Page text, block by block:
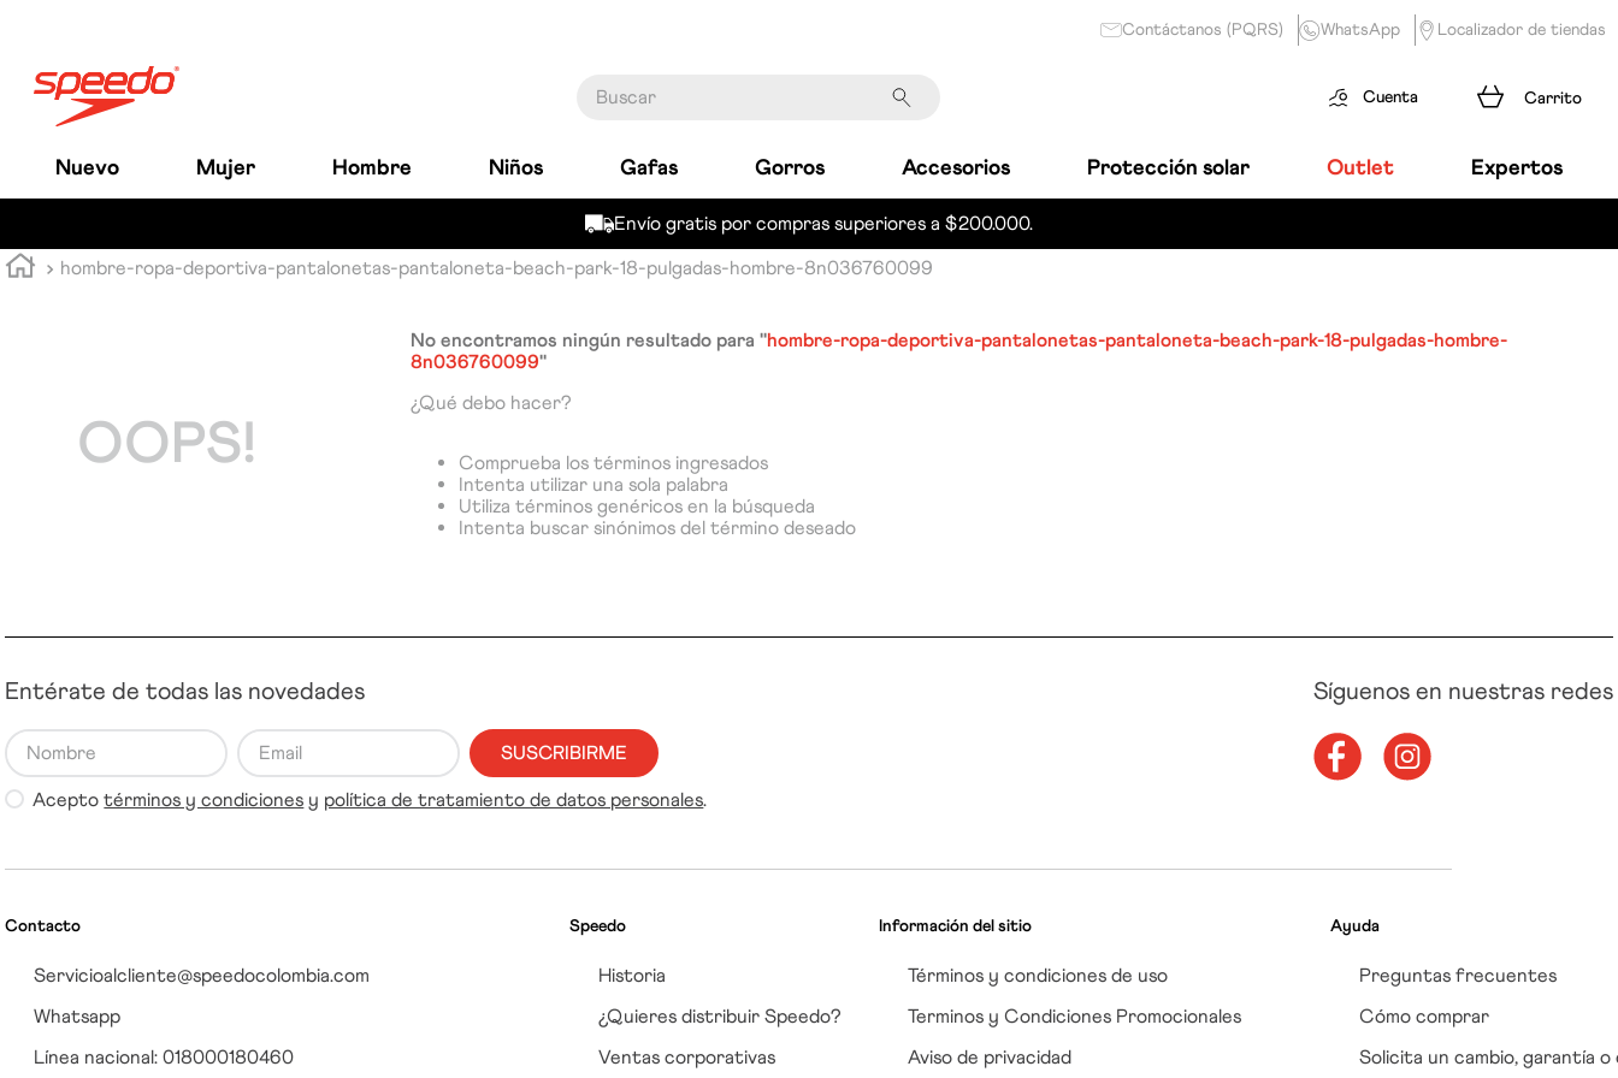
Contáctanos (PQRS) WhatsApp Localizador de tiendas
Cuenta
Nuevo Mujer Hombre Niños Gafas Gorros Accesorios Protección solar Outlet Expertos
Envío gratis por compras superiores a $200.000.
hombre-ropa-deportiva-pantalonetas-pantaloneta-beach-park-18-pulgadas-hombre-8n036760099
OOPS!
No encontramos ningún resultado para "hombre-ropa-deportiva-pantalonetas-pantaloneta-beach-park-18-pulgadas-hombre-
8n036760099"
¿Qué debo hacer?
Comprueba los términos ingresados
Intenta utilizar una sola palabra
Utiliza términos genéricos en la búsqueda
Intenta buscar sinónimos del término deseado
Entérate de todas las novedades
SUSCRIBIRME
Aceptotérminos y condiciones y política de tratamiento de datos personales.
Síguenos en nuestras redes
Contacto
Servicioalcliente@speedocolombia.com
Whatsapp
Línea nacional: 018000180460
Speedo
Historia
¿Quieres distribuir Speedo?
Ventas corporativas
Información del sitio
Términos y condiciones de uso
Terminos y Condiciones Promocionales
Aviso de privacidad
Ayuda
Preguntas frecuentes
Cómo comprar
Solicita un cambio, garantía o